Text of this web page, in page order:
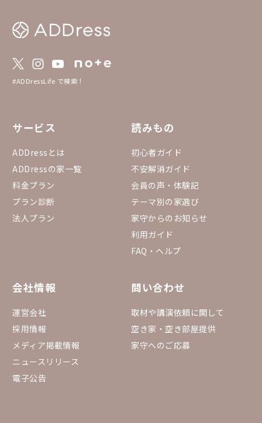
#ADDressLife で検索！
サービス
ADDressとは
ADDressの家一覧
料金プラン
プラン診断
法人プラン
読みもの
初心者ガイド
不安解消ガイド
会員の声・体験記
テーマ別の家選び
家守からのお知らせ
利用ガイド
FAQ・ヘルプ
会社情報
運営会社
採用情報
メディア掲載情報
ニュースリリース
電子公告
問い合わせ
取材や講演依頼に関して
空き家・空き部屋提供
家守へのご応募